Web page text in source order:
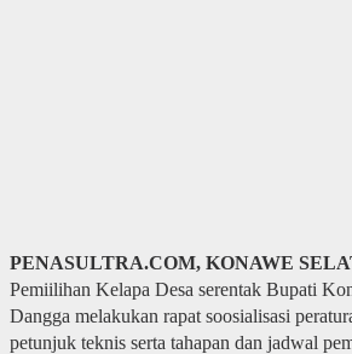
PENASULTRA.COM, KONAWE
Pemiilihan Kelapa Desa serentak Bupati
Dangga melakukan rapat soosialisasi
petunjuk teknis serta tahapan dan jadwal